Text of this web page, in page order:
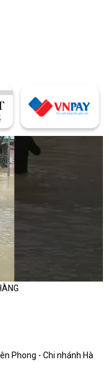
Phong - Chi nhánh Hà